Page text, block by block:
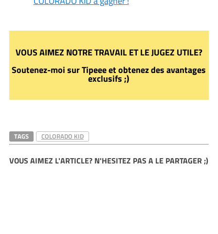
VOUS AIMEZ NOTRE TRAVAIL ET LE JUGEZ UTILE?
Soutenez-moi sur Tipeee et obtenez des avantages
exclusifs ;)
TAGS COLORADO KID
VOUS AIMEZ L'ARTICLE? N'HESITEZ PAS A LE PARTAGER ;)